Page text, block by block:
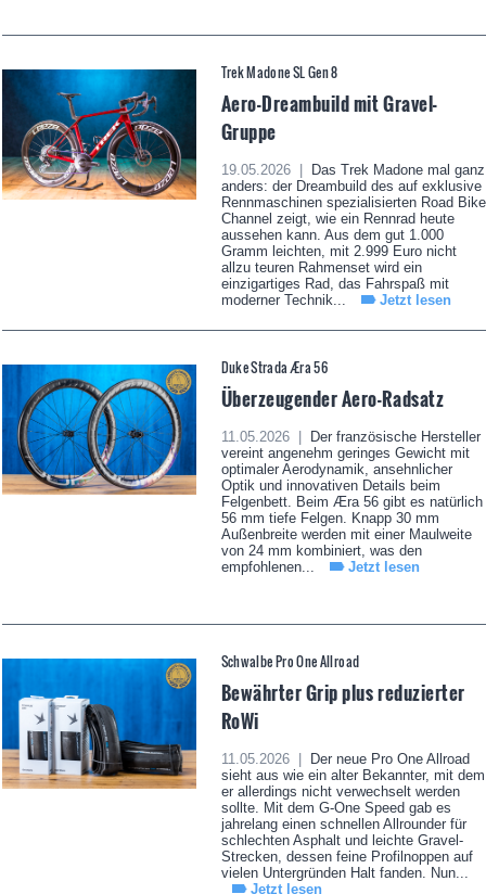
Trek Madone SL Gen 8
Aero-Dreambuild mit Gravel-
Gruppe
19.05.2026 |
Das Trek Madone mal ganz
anders: der Dreambuild des auf exklusive
Rennmaschinen spezialisierten Road Bike
Channel zeigt, wie ein Rennrad heute
aussehen kann. Aus dem gut 1.000
Gramm leichten, mit 2.999 Euro nicht
allzu teuren Rahmenset wird ein
einzigartiges Rad, das Fahrspaß mit
moderner Technik...
Jetzt lesen
Duke Strada Æra 56
Überzeugender Aero-Radsatz
11.05.2026 |
Der französische Hersteller
vereint angenehm geringes Gewicht mit
optimaler Aerodynamik, ansehnlicher
Optik und innovativen Details beim
Felgenbett. Beim Æra 56 gibt es natürlich
56 mm tiefe Felgen. Knapp 30 mm
Außenbreite werden mit einer Maulweite
von 24 mm kombiniert, was den
empfohlenen...
Jetzt lesen
Schwalbe Pro One Allroad
Bewährter Grip plus reduzierter
RoWi
11.05.2026 |
Der neue Pro One Allroad
sieht aus wie ein alter Bekannter, mit dem
er allerdings nicht verwechselt werden
sollte. Mit dem G-One Speed gab es
jahrelang einen schnellen Allrounder für
schlechten Asphalt und leichte Gravel-
Strecken, dessen feine Profilnoppen auf
vielen Untergründen Halt fanden. Nun...
Jetzt lesen